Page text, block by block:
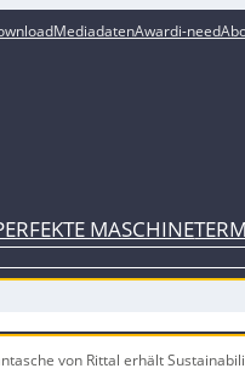
MediadatenAwardi-need
MASCHINE
von Rittal erhält